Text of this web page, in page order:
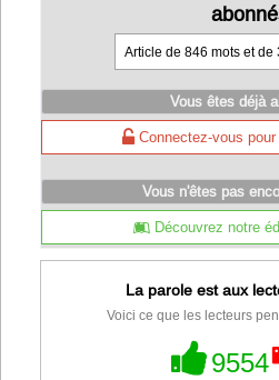
Article de 846 mots et de
Vous êtes déjà
Connectez-vous
Vous n'êtes pas
Découvrez notre
La parole est aux
Voici ce que les lecteurs
9554